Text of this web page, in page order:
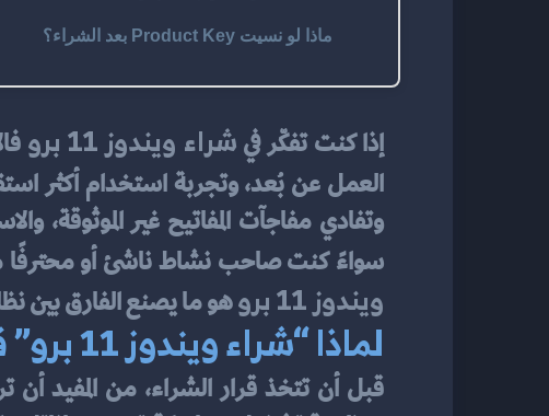
ماذا لو نسيت Product Key بعد الشراء؟
إذا كنت تفكّر في شراء ويندوز 11 برو
العمل عن بُعد، وتجربة استخدام أكثر
سواءً كنت صاحب نشاط ناشئ أو محترفًا
ويندوز 11 برو
هو ما يصنع الفارق بين
لماذا “شراء ويندوز 11 برو” قرار استثماري وليس مجرد ترقية؟
قبل أن تتخذ قرار الشراء، من المفيد أن